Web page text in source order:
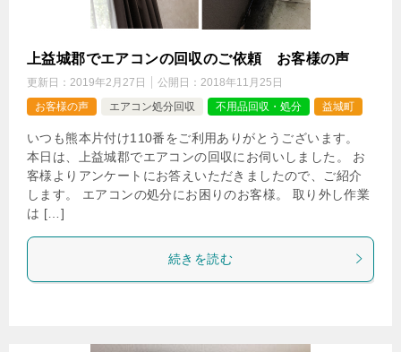
上益城郡でエアコンの回収のご依頼 お客様の声
更新日： 2019年2月27日 公開日： 2018年11月25日
お客様の声
エアコン処分回収 不用品回収・処分 益城町
いつも熊本片付け110番をご利用ありがとうございます。
本日は、上益城郡でエアコンの回収にお伺いしました。 お
客様よりアンケートにお答えいただきましたので、ご紹介
します。 エアコンの処分にお困りのお客様。 取り外し作業
は […]
続きを読む